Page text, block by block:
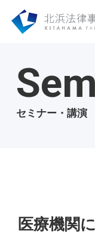
セミナー・講演
医療機